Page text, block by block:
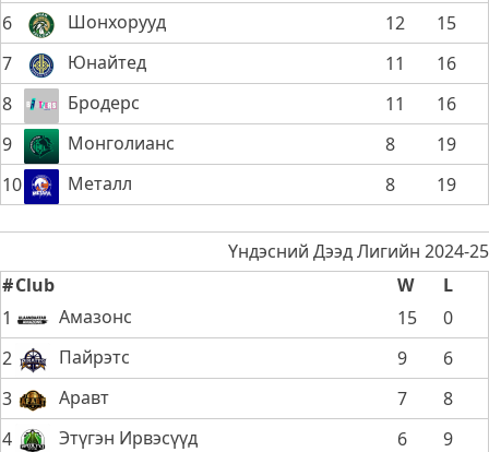
6
Шонхорууд 12
15
7
Юнайтед 11
16
8
Бродерс 11
16
9
Монголианс 8
19
10
Металл 8 19
Үндэсний Дээд Лигийн 2024-25
#Club W
L
1
Амазонс 15
0
2
Пайрэтс 9
6
3
Аравт 7
8
4
Этүгэн Ирвэсүүд 6
9